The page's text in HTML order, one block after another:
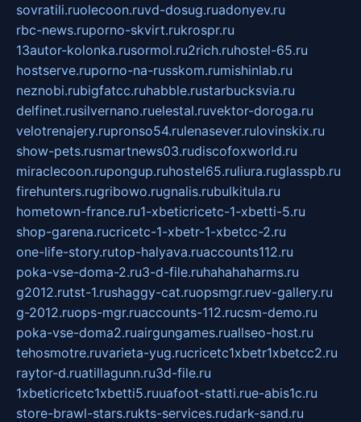
sovratili.ruolecoon.ruvd-dosug.ruadonyev.ru
rbc-news.ruporno-skvirt.rukrospr.ru
13autor-kolonka.rusormol.ru2rich.ruhostel-65.ru
hostserve.ruporno-na-russkom.rumishinlab.ru
neznobi.rubigfatcc.ruhabble.rustarbucksvia.ru
delfinet.rusilvernano.ruelestal.ruvektor-doroga.ru
velotrenajery.rupronso54.rulenasever.rulovinskix.ru
show-pets.rusmartnews03.rudiscofoxworld.ru
miraclecoon.rupongup.ruhostel65.ruliura.ruglasspb.ru
firehunters.rugribowo.rugnalis.rubulkitula.ru
hometown-france.ru1-xbeticricetc-1-xbetti-5.ru
shop-garena.rucricetc-1-xbetr-1-xbetcc-2.ru
one-life-story.rutop-halyava.ruaccounts112.ru
poka-vse-doma-2.ru3-d-file.ruhahahaharms.ru
g2012.rutst-1.rushaggy-cat.ruopsmgr.ruev-gallery.ru
g-2012.ruops-mgr.ruaccounts-112.rucsm-demo.ru
poka-vse-doma2.ruairgungames.ruallseo-host.ru
tehosmotre.ruvarieta-yug.rucricetc1xbetr1xbetcc2.ru
raytor-d.ruatillagunn.ru3d-file.ru
1xbeticricetc1xbetti5.ruuafoot-statti.rue-abis1c.ru
store-brawl-stars.rukts-services.rudark-sand.ru